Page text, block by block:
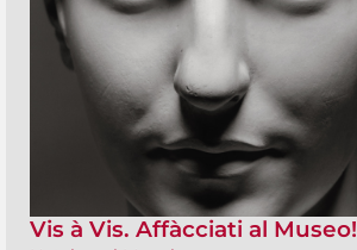
Vis à Vis. Affàcciati al Museo!